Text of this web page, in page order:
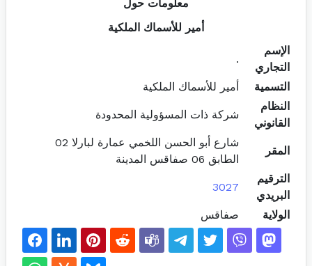
معلومات حول
أمير للأسماك الملكية
الإسم
التجاري
.
التسمية
أمير للأسماك الملكية
النظام
القانوني
شركة ذات المسؤولية المحدودة
المقر
شارع أبو الحسن اللخمي عمارة لبارلا 02
الطابق 06 صفاقس المدينة
الترقيم
البريدي
3027
الولاية صفاقس